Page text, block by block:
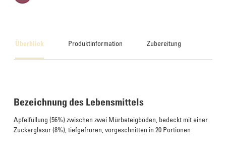
Überblick Produktinformation Zubereitung
Bezeichnung des Lebensmittels
Apfelfüllung (56%) zwischen zwei Mürbeteigböden, bedeckt mit einer
Zuckerglasur (8%), tiefgefroren, vorgeschnitten in 20 Portionen